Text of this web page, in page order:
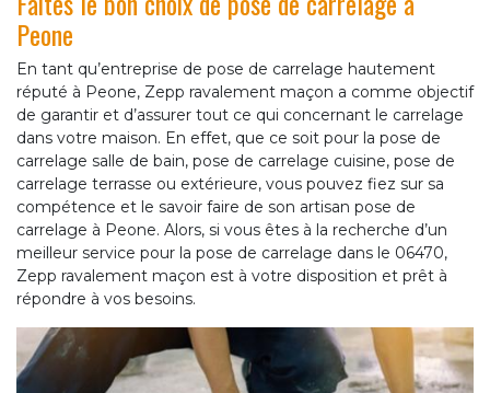
Peone
En tant qu’entreprise de pose de carrelage hautement
réputé à Peone, Zepp ravalement maçon a comme objectif
de garantir et d’assurer tout ce qui concernant le carrelage
dans votre maison. En effet, que ce soit pour la pose de
carrelage salle de bain, pose de carrelage cuisine, pose de
carrelage terrasse ou extérieure, vous pouvez fiez sur sa
compétence et le savoir faire de son artisan pose de
carrelage à Peone. Alors, si vous êtes à la recherche d’un
meilleur service pour la pose de carrelage dans le 06470,
Zepp ravalement maçon est à votre disposition et prêt à
répondre à vos besoins.